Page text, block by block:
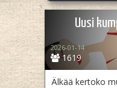
Uusi
1619
2026-01-14
Älkää kertoko